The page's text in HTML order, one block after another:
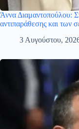
Άννα Διαμαντοπούλου:
αντιπαράθεσης και των
3 Αυγούστου,